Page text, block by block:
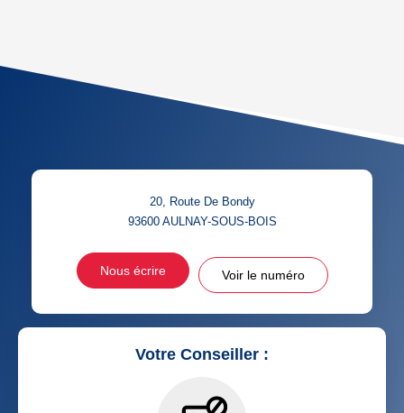
TAUX DE PROPRIÉTAIRES
PART DES MÉNAGES SANS
DISTANCE DE L'AÉROPORT :
RÉSULTATS DES LYCÉES ECOLES ET CRÈCHES
RESTAURANTS ET CAFÉS COMMERCES
MÉDECINS
20, Route De Bondy
93600 AULNAY-SOUS-BOIS
Nous écrire Voir le numéro
Votre Conseiller :